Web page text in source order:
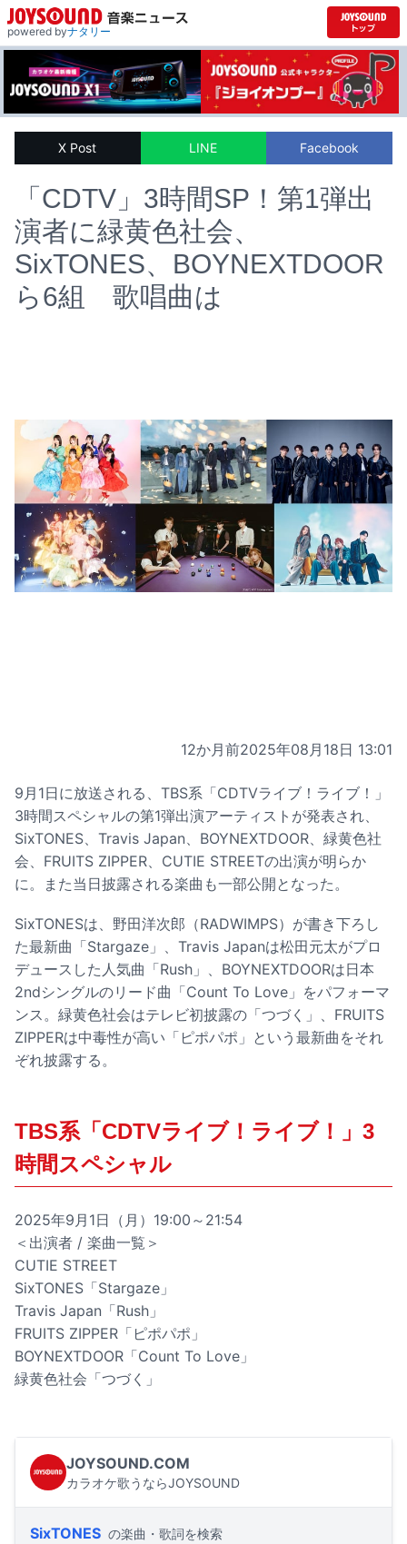
powered byナタリー
X Post LINE Facebook
「CDTV」3時間SP！第1弾出
演者に緑黄色社会、
SixTONES、BOYNEXTDOOR
ら6組 歌唱曲は
12か月前2025年08月18日 13:01
9月1日に放送される、TBS系「CDTVライブ！ライブ！」
3時間スペシャルの第1弾出演アーティストが発表され、
SixTONES、Travis Japan、BOYNEXTDOOR、緑黄色社
会、FRUITS ZIPPER、CUTIE STREETの出演が明らか
に。また当日披露される楽曲も一部公開となった。
SixTONESは、野田洋次郎（RADWIMPS）が書き下ろし
た最新曲「Stargaze」、Travis Japanは松田元太がプロ
デュースした人気曲「Rush」、BOYNEXTDOORは日本
2ndシングルのリード曲「Count To Love」をパフォーマ
ンス。緑黄色社会はテレビ初披露の「つづく」、FRUITS
ZIPPERは中毒性が高い「ピポパポ」という最新曲をそれ
ぞれ披露する。
TBS系「CDTVライブ！ライブ！」3
時間スペシャル
2025年9月1日（月）19:00～21:54
＜出演者 / 楽曲一覧＞
CUTIE STREET
SixTONES「Stargaze」
Travis Japan「Rush」
FRUITS ZIPPER「ピポパポ」
BOYNEXTDOOR「Count To Love」
緑黄色社会「つづく」
JOYSOUND.COM
カラオケ歌うならJOYSOUND
SixTONES の楽曲・歌詞を検索